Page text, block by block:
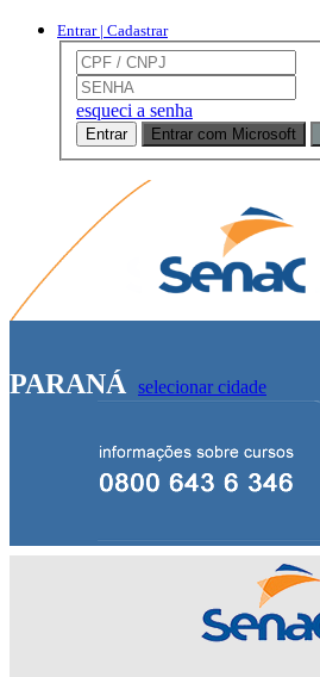
Entrar | Cadastrar
esqueci a senha
Entrar Entrar com Microsoft
PARANÁ selecionar cidade